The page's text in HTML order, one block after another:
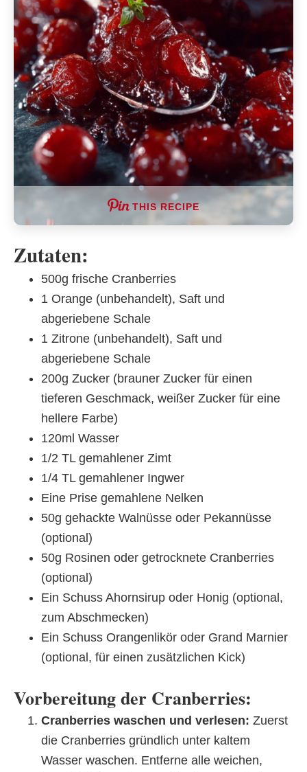
THIS RECIPE
Zutaten:
500g frische Cranberries
1 Orange (unbehandelt), Saft und
abgeriebene Schale
1 Zitrone (unbehandelt), Saft und
abgeriebene Schale
200g Zucker (brauner Zucker für einen
tieferen Geschmack, weißer Zucker für eine
hellere Farbe)
120ml Wasser
1/2 TL gemahlener Zimt
1/4 TL gemahlener Ingwer
Eine Prise gemahlene Nelken
50g gehackte Walnüsse oder Pekannüsse
(optional)
50g Rosinen oder getrocknete Cranberries
(optional)
Ein Schuss Ahornsirup oder Honig (optional,
zum Abschmecken)
Ein Schuss Orangenlikör oder Grand Marnier
(optional, für einen zusätzlichen Kick)
Vorbereitung der Cranberries:
Cranberries waschen und verlesen: Zuerst
die Cranberries gründlich unter kaltem
Wasser waschen. Entferne alle weichen,